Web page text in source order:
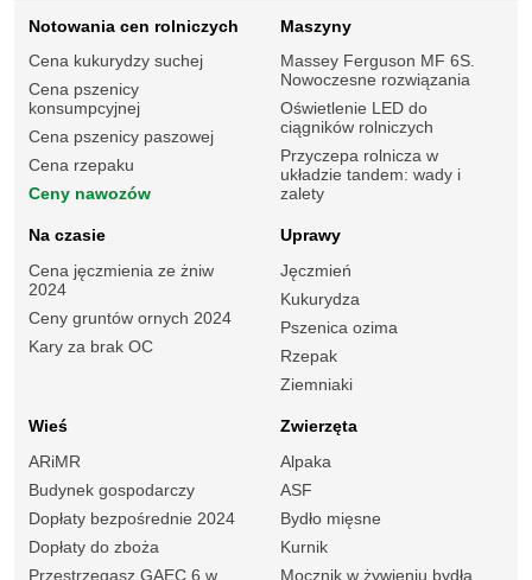
Notowania cen rolniczych
Cena kukurydzy suchej
Cena pszenicy
konsumpcyjnej
Cena pszenicy paszowej
Cena rzepaku
Ceny nawozów
Maszyny
Massey Ferguson MF 6S.
Nowoczesne rozwiązania
Oświetlenie LED do
ciągników rolniczych
Przyczepa rolnicza w
układzie tandem: wady i
zalety
Na czasie
Cena jęczmienia ze żniw
2024
Ceny gruntów ornych 2024
Kary za brak OC
Uprawy
Jęczmień
Kukurydza
Pszenica ozima
Rzepak
Ziemniaki
Wieś
ARiMR
Budynek gospodarczy
Dopłaty bezpośrednie 2024
Dopłaty do zboża
Przestrzegasz GAEC 6 w
Zwierzęta
Alpaka
ASF
Bydło mięsne
Kurnik
Mocznik w żywieniu bydła